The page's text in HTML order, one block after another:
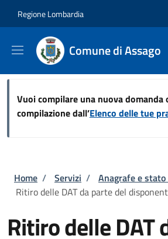
Regione Lombardia
Comune di Assago
Vuoi compilare una nuova domanda
compilazione dall’Elenco delle tue
Briciole di pane
Home / Servizi / Anagrafe e
Ritiro delle DAT da parte del
Ritiro delle DAT